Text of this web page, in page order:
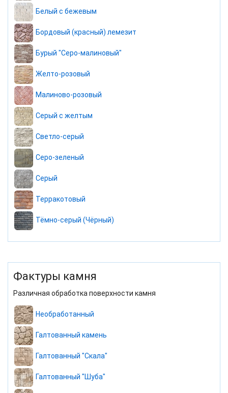
Белый с бежевым
Бордовый (красный) лемезит
Бурый "Серо-малиновый"
Желто-розовый
Малиново-розовый
Серый с желтым
Светло-серый
Серо-зеленый
Серый
Терракотовый
Тёмно-серый (Чёрный)
Фактуры камня
Различная обработка поверхности камня
Необработанный
Галтованный камень
Галтованный "Скала"
Галтованный "Шуба"